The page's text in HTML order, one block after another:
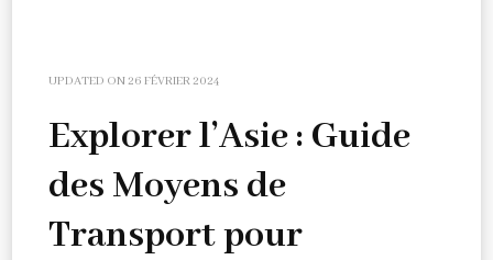
UPDATED ON26 FÉVRIER 2024
Explorer l’Asie : Guide
des Moyens de
Transport pour